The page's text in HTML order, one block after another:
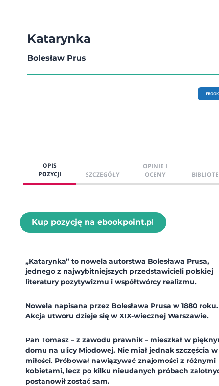
Katarynka
Bolesław Prus
EBOOK
OPIS
POZYCJI
SZCZEGÓŁY
OPINIE I
OCENY
Kup pozycję na ebookpoint.pl
„Katarynka” to nowela autorstwa Bolesława Prusa,
jednego z najwybitniejszych przedstawicieli polskiej
literatury pozytywizmu i współtwórcy realizmu.
Nowela napisana przez Bolesława Prusa w 1880 roku.
Akcja utworu dzieje się w XIX-wiecznej Warszawie.
Pan Tomasz – z zawodu prawnik – mieszkał w
domu na ulicy Miodowej. Nie miał jednak szczęścia w
miłości. Próbował nawiązywać znajomości z różnymi
kobietami, lecz po kilku nieudanych próbach
postanowił zostać sam.